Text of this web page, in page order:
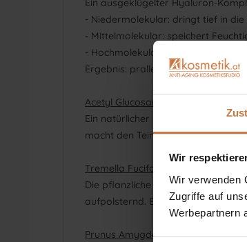
Wir
Wir verwenden
Zugriffe auf
Werbepartnern
Ein ausgeklügelter Hyaluron-
- Niedermolekular: dringt tief in
- Mittelmolekular: speichert
- Hochmolekular: bildet auf der
Ergebnis: pralle, hydratisierte Haut
Acetyl Glucosamine
Ein natürlicher Bestandteil der
macht den Teint ebenmäßiger
Tremella Fuciformis Sporocarp
Die pflanzliche Antwort auf
aufpolsternd. Er beruhigt
Prunus Amygdalus Dulcis